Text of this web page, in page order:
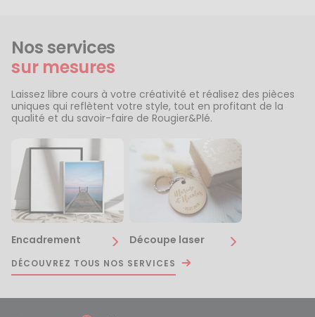
Nos services
sur mesures
Laissez libre cours à votre créativité et réalisez des pièces
uniques qui reflètent votre style, tout en profitant de la
qualité et du savoir-faire de Rougier&Plé.
Encadrement Découpe laser
DÉCOUVREZ TOUS NOS SERVICES